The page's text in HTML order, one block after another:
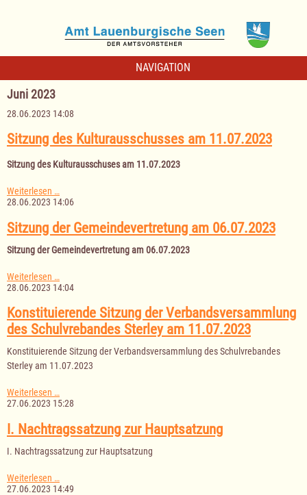
NAVIGATION
Juni 2023
28.06.2023 14:08
Sitzung des Kulturausschusses am 11.07.2023
Sitzung des Kulturausschuses am 11.07.2023
Weiterlesen …Sitzung
des
am
11.07.2023
28.06.2023 14:06
Sitzung der Gemeindevertretung am 06.07.2023
Sitzung der Gemeindevertretung am 06.07.2023
Weiterlesen …
der
am
06.07.2023
28.06.2023 14:04
Konstituierende Sitzung der Verbandsversammlung
des Schulvrebandes Sterley am 11.07.2023
Konstituierende Sitzung der Verbandsversammlung des Schulvrebandes
Sterley am 11.07.2023
Weiterlesen …Konstituierende
Sitzung
Verbandsversammlung
des
Schulvrebandes
Sterley
11.07.2023
27.06.2023 15:28
I. Nachtragssatzung zur Hauptsatzung
I. Nachtragssatzung zur Hauptsatzung
Weiterlesen …
Nachtragssatzung
27.06.2023 14:49